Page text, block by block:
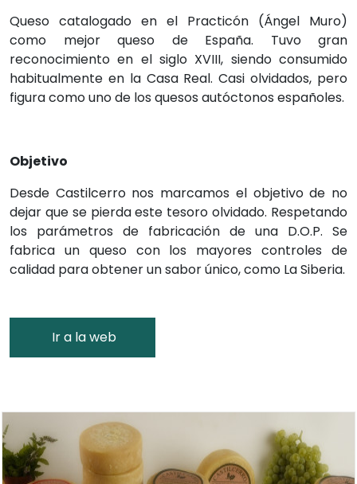
Queso catalogado en el Practicón (Ángel Muro)
como mejor queso de España. Tuvo gran
reconocimiento en el siglo XVIII, siendo consumido
habitualmente en la Casa Real. Casi olvidados, pero
figura como uno de los quesos autóctonos españoles.
Objetivo
Desde Castilcerro nos marcamos el objetivo de no
dejar que se pierda este tesoro olvidado. Respetando
los parámetros de fabricación de una D.O.P. Se
fabrica un queso con los mayores controles de
calidad para obtener un sabor único, como La Siberia.
Ir a la web